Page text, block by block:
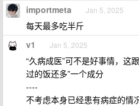
importmeta Jan 5, 2025
每天最多吃半斤
v1 Jan 5, 2025
“久病成医”可不是好事情，这
过的饭还多”一个成分
----
不考虑本身已经患有病症的情